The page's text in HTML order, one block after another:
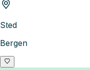
Sted
Bergen